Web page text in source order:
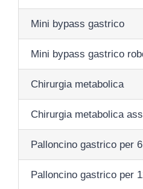
Mini bypass gastrico
Mini bypass gastrico
Chirurgia metabolica
Chirurgia metabolica
Palloncino gastrico per
Palloncino gastrico per